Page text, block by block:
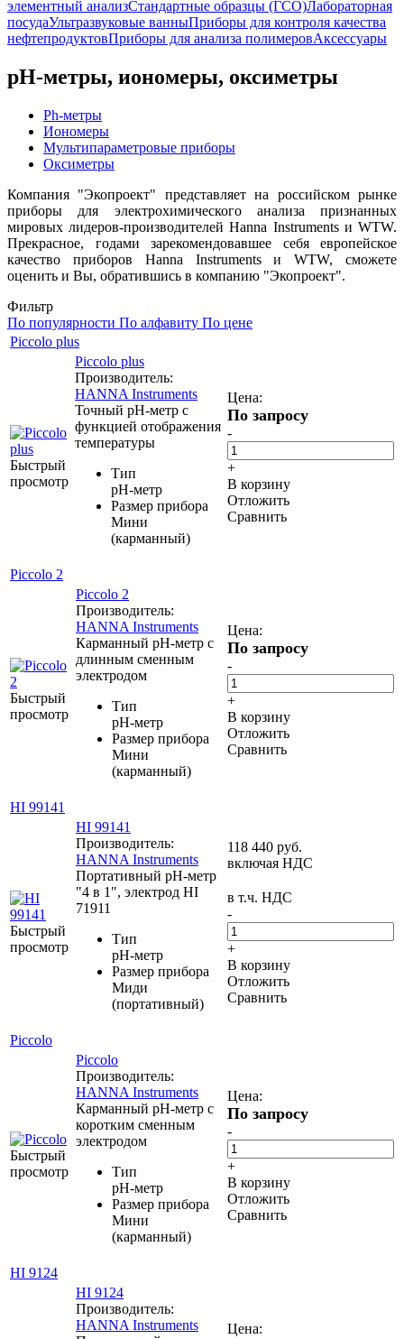
элементный анализСтандартные образцы (ГСО)Лабораторная
посудаУльтразвуковые ванныПриборы для контроля качества
нефтепродуктовПриборы для анализа полимеровАксессуары
pH-метры, иономеры, оксиметры
Ph-метры
Иономеры
Мультипараметровые приборы
Оксиметры
Компания "Экопроект" представляет на российском рынке
приборы для электрохимического анализа признанных
мировых лидеров-производителей Hanna Instruments и WTW.
Прекрасное, годами зарекомендовавшее себя европейское
качество приборов Hanna Instruments и WTW, сможете
оценить и Вы, обратившись в компанию "Экопроект".
Фильтр
По популярности По алфавиту По цене
Piccolo plus
Быстрый
просмотр
Piccolo plus
Производитель:
HANNA Instruments
Точный pH-метр с
функцией отображения
температуры
Тип
pH-метр
Размер прибора
Мини
(карманный)
Цена:
По запросу
-
+
В корзину
Отложить
Сравнить
Piccolo 2
Быстрый
просмотр
Piccolo 2
Производитель:
HANNA Instruments
Карманный рН-метр с
длинным сменным
электродом
Тип
pH-метр
Размер прибора
Мини
(карманный)
Цена:
По запросу
-
+
В корзину
Отложить
Сравнить
HI 99141
Быстрый
просмотр
HI 99141
Производитель:
HANNA Instruments
Портативный рН-метр
"4 в 1", электрод HI
71911
Тип
pH-метр
Размер прибора
Миди
(портативный)
118 440 руб.
включая НДС
в т.ч. НДС
-
+
В корзину
Отложить
Сравнить
Piccolo
Быстрый
просмотр
Piccolo
Производитель:
HANNA Instruments
Карманный рН-метр с
коротким сменным
электродом
Тип
pH-метр
Размер прибора
Мини
(карманный)
Цена:
По запросу
-
+
В корзину
Отложить
Сравнить
HI 9124
HI 9124
Производитель:
HANNA Instruments
Цена: